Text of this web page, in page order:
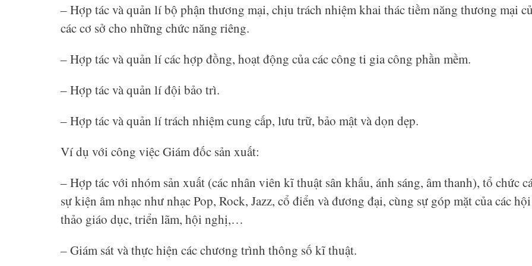
– Hợp tác và quản lí bộ phận thương mại, chịu trách nhiệm khai thác tiềm năng thương mại
các cơ sở cho những chức năng riêng.
– Hợp tác và quản lí các hợp đồng, hoạt động của các công ti gia công phần mềm.
– Hợp tác và quản lí đội bảo trì.
– Hợp tác và quản lí trách nhiệm cung cấp, lưu trữ, bảo mật và dọn dẹp.
Ví dụ với công việc Giám đốc sản xuất:
– Hợp tác với nhóm sản xuất (các nhân viên kĩ thuật sân khấu, ánh sáng, âm thanh), tổ chức
sự kiện âm nhạc như nhạc Pop, Rock, Jazz, cổ điển và đương đại, cùng sự góp mặt của các hội
thảo giáo dục, triển lãm, hội nghị,…
– Giám sát và thực hiện các chương trình thông số kĩ thuật.